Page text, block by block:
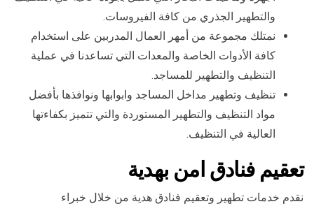
والتطهير الجذري من كافة الفيروسات.
نمتلك مجموعة من أمهر العمال المدربين على استخدام
كافة الأدوات الخاصة والمعدات التي تساعدنا في عملية
التنظيف والتطهير للمساجد.
تنظيف وتطهير مداخل المساجد وابوابها ونوافذها بأفضل
مواد التنظيف والتطهير المستوردة والتي تتميز بكفاءتها
العالية في التنظيف.
تعقيم فنادق امن بهدية
نقدم خدمات تطهير وتعقيم فنادق هدية من خلال خبراء